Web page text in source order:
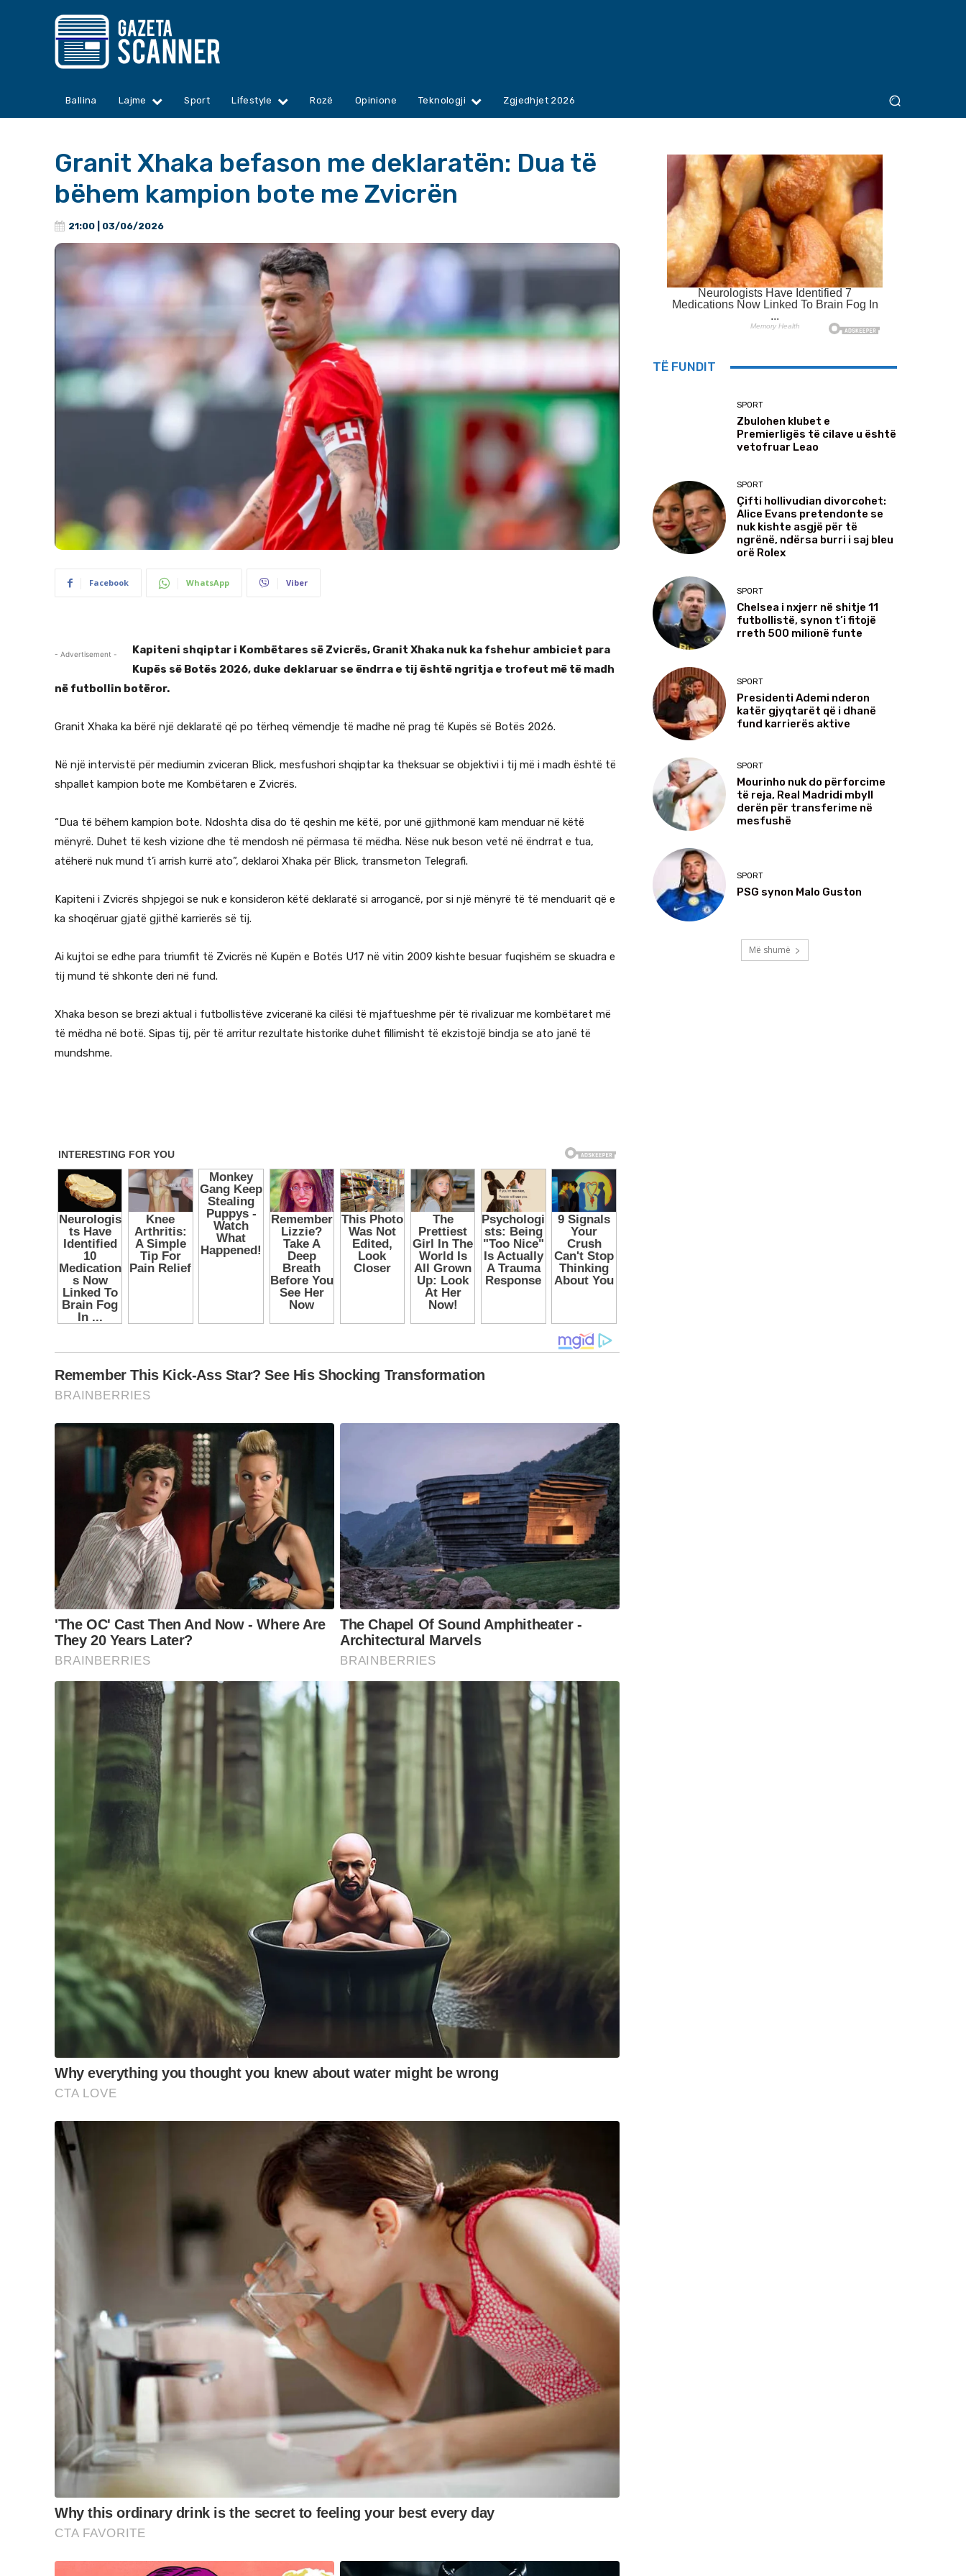
Ballina Lajme Sport Lifestyle Rozë Opinione Teknologji Zgjedhjet 2026
Granit Xhaka befason me deklaratën: Dua të
bëhem kampion bote me Zvicrën
21:00 | 03/06/2026
Facebook WhatsApp Viber
- Advertisement -
Kapiteni shqiptar i Kombëtares së Zvicrës, Granit Xhaka nuk ka fshehur ambiciet para
Kupës së Botës 2026, duke deklaruar se ëndrra e tij është ngritja e trofeut më të madh
në futbollin botëror.
Granit Xhaka ka bërë një deklaratë që po tërheq vëmendje të madhe në prag të Kupës së Botës 2026.
Në një intervistë për mediumin zviceran Blick, mesfushori shqiptar ka theksuar se objektivi i tij më i madh është të
shpallet kampion bote me Kombëtaren e Zvicrës.
“Dua të bëhem kampion bote. Ndoshta disa do të qeshin me këtë, por unë gjithmonë kam menduar në këtë
mënyrë. Duhet të kesh vizione dhe të mendosh në përmasa të mëdha. Nëse nuk beson vetë në ëndrrat e tua,
atëherë nuk mund t’i arrish kurrë ato”, deklaroi Xhaka për Blick, transmeton Telegrafi.
Kapiteni i Zvicrës shpjegoi se nuk e konsideron këtë deklaratë si arrogancë, por si një mënyrë të të menduarit që e
ka shoqëruar gjatë gjithë karrierës së tij.
Ai kujtoi se edhe para triumfit të Zvicrës në Kupën e Botës U17 në vitin 2009 kishte besuar fuqishëm se skuadra e
tij mund të shkonte deri në fund.
Xhaka beson se brezi aktual i futbollistëve zviceranë ka cilësi të mjaftueshme për të rivalizuar me kombëtaret më
të mëdha në botë. Sipas tij, për të arritur rezultate historike duhet fillimisht të ekzistojë bindja se ato janë të
mundshme.
TË FUNDIT
SPORT
Zbulohen klubet e
Premierligës të cilave u është
vetofruar Leao
SPORT
Çifti hollivudian divorcohet:
Alice Evans pretendonte se
nuk kishte asgjë për të
ngrënë, ndërsa burri i saj bleu
orë Rolex
SPORT
Chelsea i nxjerr në shitje 11
futbollistë, synon t’i fitojë
rreth 500 milionë funte
SPORT
Presidenti Ademi nderon
katër gjyqtarët që i dhanë
fund karrierës aktive
SPORT
Mourinho nuk do përforcime
të reja, Real Madridi mbyll
derën për transferime në
mesfushë
SPORT
PSG synon Malo Guston
Më shumë